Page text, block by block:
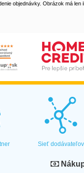
objednávky. Obrázok má len
Sieť dodávateľov